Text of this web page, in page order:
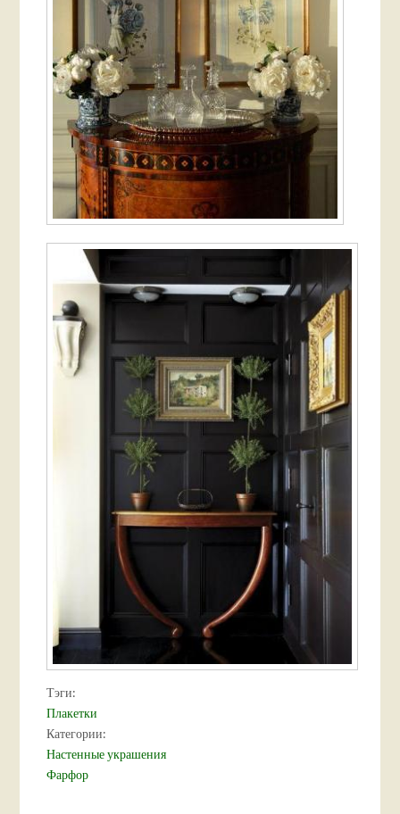
Тэги:
Плакетки
Категории:
Настенные украшения
Фарфор